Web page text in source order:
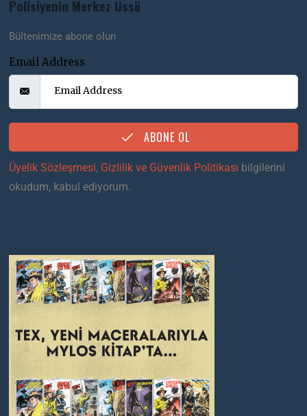
Polisiyenin Merkez Üssü
Bültenimize abone olun
Email Address
ABONE OL
Üyelik Sözleşmesi, Gizlilik ve Güvenlik Politikası bilgilerini
okudum, kabul ediyorum.